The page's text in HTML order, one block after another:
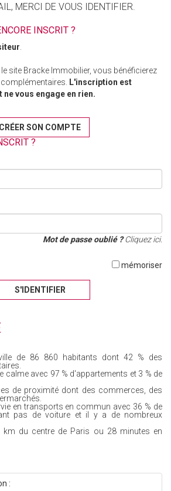
MERCI DE VOUS IDENTIFIER.
INSCRIT ?
site Bracke Immobilier, vous bénéficierez
L'inscription est
vous engage en rien.
CRÉER SON COMPTE
?
Mot de passe oublié ?Cliquez ici.
mémoriser
S'IDENTIFIER
de 86 860 habitants dont 42 % des
calme avec 97 % d'appartements et 3 % de
de proximité dont des commerces, des
en transports en commun avec 36 % de
pas de voiture et il y a de nombreux
km du centre de Paris ou 28 minutes en
: